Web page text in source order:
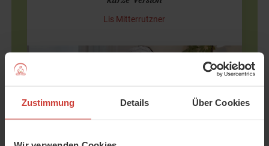
Zustimmung Details Über Cookies
Lis Mitterrutzner
für uns. Ist er nämlich ausgeglichen, dann wirkt er